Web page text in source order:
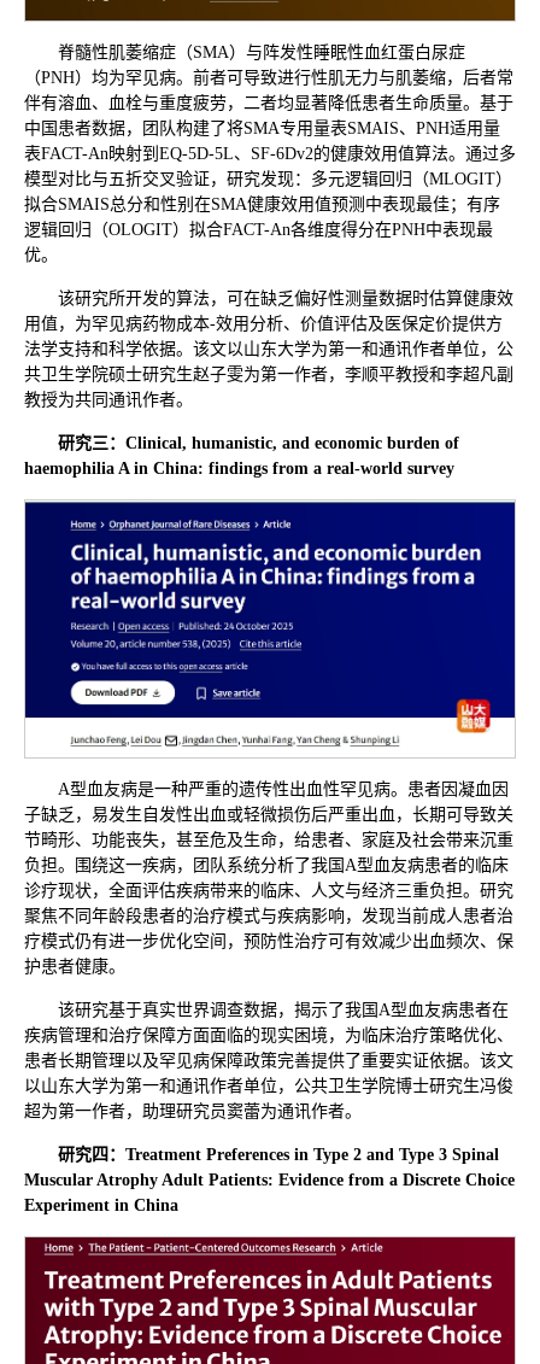
脊髓性肌萎缩症（SMA）与阵发性睡眠性血红蛋白尿症
（PNH）均为罕见病。前者可导致进行性肌无力与肌萎缩，后者常
伴有溶血、血栓与重度疲劳，二者均显著降低患者生命质量。基于
中国患者数据，团队构建了将SMA专用量表SMAIS、PNH适用量
表FACT-An映射到EQ-5D-5L、SF-6Dv2的健康效用值算法。通过多
模型对比与五折交叉验证，研究发现：多元逻辑回归（MLOGIT）
拟合SMAIS总分和性别在SMA健康效用值预测中表现最佳；有序
逻辑回归（OLOGIT）拟合FACT-An各维度得分在PNH中表现最
优。
该研究所开发的算法，可在缺乏偏好性测量数据时估算健康效
用值，为罕见病药物成本-效用分析、价值评估及医保定价提供方
法学支持和科学依据。该文以山东大学为第一和通讯作者单位，公
共卫生学院硕士研究生赵子雯为第一作者，李顺平教授和李超凡副
教授为共同通讯作者。
研究三 ： Clinical, humanistic, and economic burden of
haemophilia A in China: findings from a real-world survey
A型血友病是一种严重的遗传性出血性罕见病。患者因凝血因
子缺乏，易发生自发性出血或轻微损伤后严重出血，长期可导致关
节畸形、功能丧失，甚至危及生命，给患者、家庭及社会带来沉重
负担。围绕这一疾病，团队系统分析了我国A型血友病患者的临床
诊疗现状，全面评估疾病带来的临床、人文与经济三重负担。研究
聚焦不同年龄段患者的治疗模式与疾病影响，发现当前成人患者治
疗模式仍有进一步优化空间，预防性治疗可有效减少出血频次、保
护患者健康。
该研究基于真实世界调查数据，揭示了我国A型血友病患者在
疾病管理和治疗保障方面面临的现实困境，为临床治疗策略优化、
患者长期管理以及罕见病保障政策完善提供了重要实证依据。该文
以山东大学为第一和通讯作者单位，公共卫生学院博士研究生冯俊
超为第一作者，助理研究员窦蕾为通讯作者。
研究四 ： Treatment Preferences in Type 2 and Type 3 Spinal
Muscular Atrophy Adult Patients: Evidence from a Discrete Choice
Experiment in China